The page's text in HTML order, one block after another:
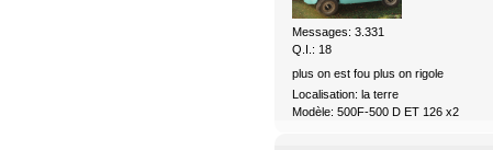
Messages: 3.331
Q.I.: 18
plus on est fou plus on rigole
Localisation: la terre
Modèle: 500F-500 D ET 126 x2